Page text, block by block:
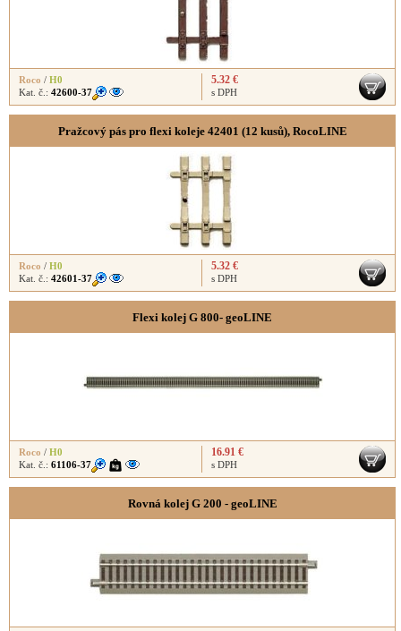
Roco / H0
Kat. č.: 42600-37
5.32 €
s DPH
Pražcový pás pro flexi koleje 42401 (12 kusů), RocoLINE
Roco / H0
Kat. č.: 42601-37
5.32 €
s DPH
Flexi kolej G 800- geoLINE
Roco / H0
Kat. č.: 61106-37
16.91 €
s DPH
Rovná kolej G 200 - geoLINE